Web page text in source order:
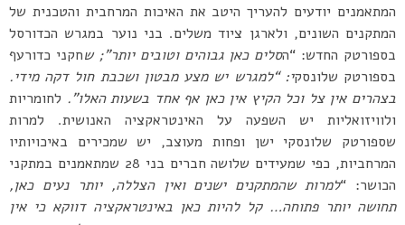
המתאמנים יודעים להעריך היטב את האיכות המרחבית והטכנית של
המתקנים השונים, ולארגן ציוד משלים. בני נוער במגרש הכדורסל
בספורטק החדש: “הסלים כאן גבוהים וטובים יותר”; שחקני כדורעף
בספורטק שלונסקי: “למגרש יש מצע מבטון ושכבת חול דקה מידי.
בצהרים אין צל וכל הקיץ אין כאן אף אחד בשעות האלו”. לחומריות
ולוויזואליות יש השפעה על האינטראקציה האנושית. למרות
שספורטק שלונסקי ישן ופחות מעוצב, יש שמכירים באיכויותיו
המרחביות, כפי שמעידים שלושה חברים בני 28 שמתאמנים במתקני
הכושר: “למרות שהמתקנים ישנים ואין הצללה, יותר נעים כאן,
תחושה יותר פתוחה… קל להיות כאן באינטראקציה דווקא כי אין